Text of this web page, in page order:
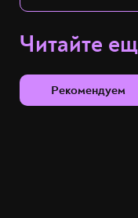
Читайте
Рекомендуем